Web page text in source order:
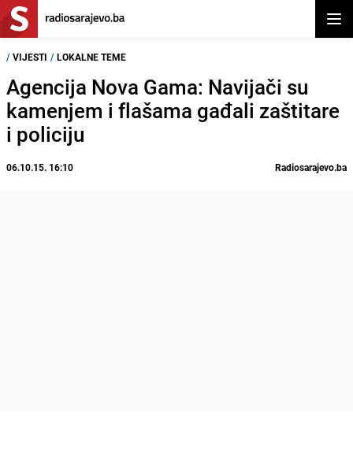
/ VIJESTI / LOKALNE TEME
Agencija Nova Gama: Navijači su
kamenjem i flašama gađali zaštitare
i policiju
06.10.15. 16:10 Radiosarajevo.ba